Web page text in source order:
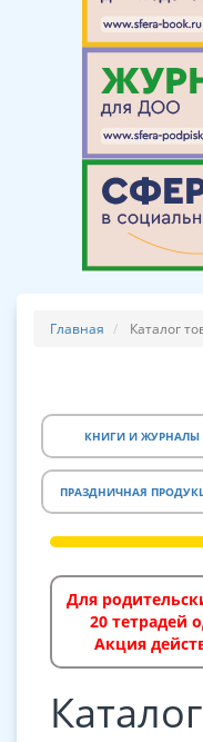
Главная Каталог
КНИГИ И ЖУРНАЛЫ
ПРАЗДНИЧНАЯ
Для
20 тетрадей
Акция
Каталог